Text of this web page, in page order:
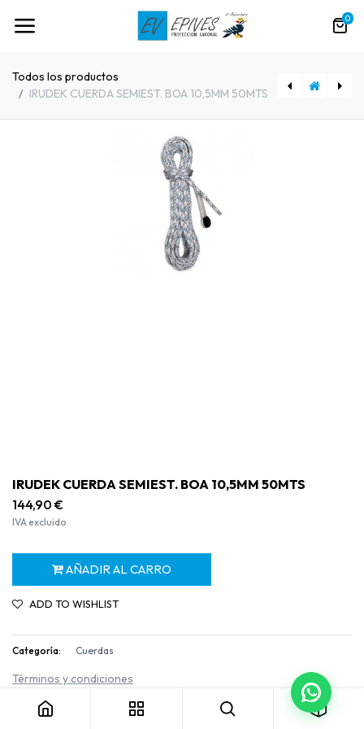
0
Todos los productos
IRUDEK CUERDA SEMIEST. BOA 10,5MM 50MTS
IRUDEK CUERDA SEMIEST. BOA 10,5MM 50MTS
144,90 €
IVA excluido
AÑADIR AL CARRO
ADD TO WISHLIST
Categoría: Cuerdas
Términos y condiciones
Envío: 2-3 días laborables